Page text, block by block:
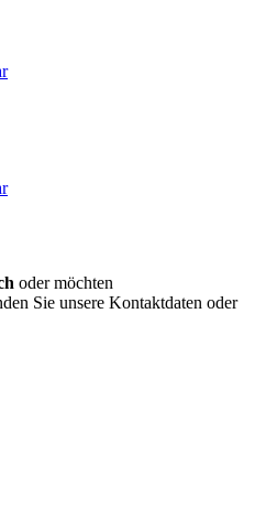
oder möchten
Sie unsere Kontaktdaten oder